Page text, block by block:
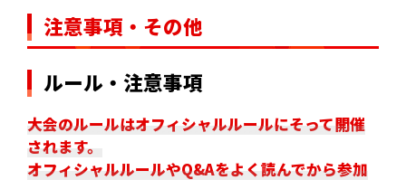
注意事項・その他
ルール・注意事項
大会のルールはオフィシャルルールにそって開催
されます。
オフィシャルルールやQ&Aをよく読んでから参加